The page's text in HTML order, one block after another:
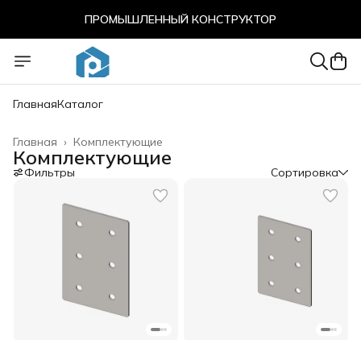
ПРОМЫШЛЕННЫЙ КОНСТРУКТОР
ПРОМЫШЛЕННЫЙ КОНСТРУКТОР
ГлавнаяКаталог
Комплектующие
Главная ›
Комплектующие
Фильтры Сортировка